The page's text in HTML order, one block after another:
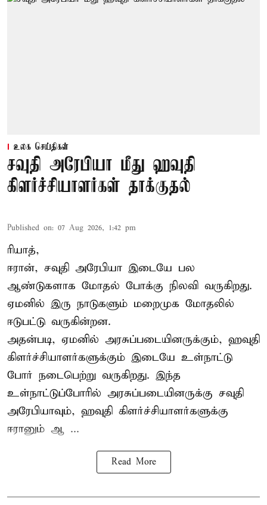
உலக செய்திகள்
சவுதி அரேபியா மீது ஹவுதி
கிளர்ச்சியாளர்கள் தாக்குதல்
Published on: 07 Aug 2026, 1:42 pm
ரியாத்,
ஈரான், சவுதி அரேபியா இடையே பல
ஆண்டுகளாக மோதல் போக்கு நிலவி வருகிறது.
ஏமனில் இரு நாடுகளும் மறைமுக மோதலில்
ஈடுபட்டு வருகின்றன.
அதன்படி, ஏமனில் அரசுப்படையினருக்கும், ஹவுதி
கிளர்ச்சியாளர்களுக்கும் இடையே உள்நாட்டு
போர் நடைபெற்று வருகிறது. இந்த
உள்நாட்டுப்போரில் அரசுப்படையினருக்கு சவுதி
அரேபியாவும், ஹவுதி கிளர்ச்சியாளர்களுக்கு
ஈரானும் ஆ ...
Read More